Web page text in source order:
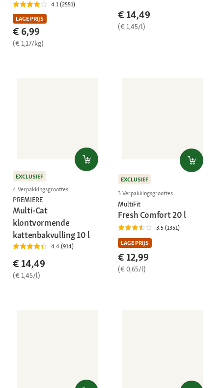
4.1 (2551)
LAGE PRIJS
€ 6,99
(€ 1,17/kg)
€ 14,49
(€ 1,45/l)
EXCLUSIEF
4 Verpakkingsgroottes
PREMIERE
Multi-Cat
klontvormende
kattenbakvulling 10 l
4.4 (914)
€ 14,49
(€ 1,45/l)
EXCLUSIEF
3 Verpakkingsgroottes
MultiFit
Fresh Comfort 20 l
3.5 (1351)
LAGE PRIJS
€ 12,99
(€ 0,65/l)